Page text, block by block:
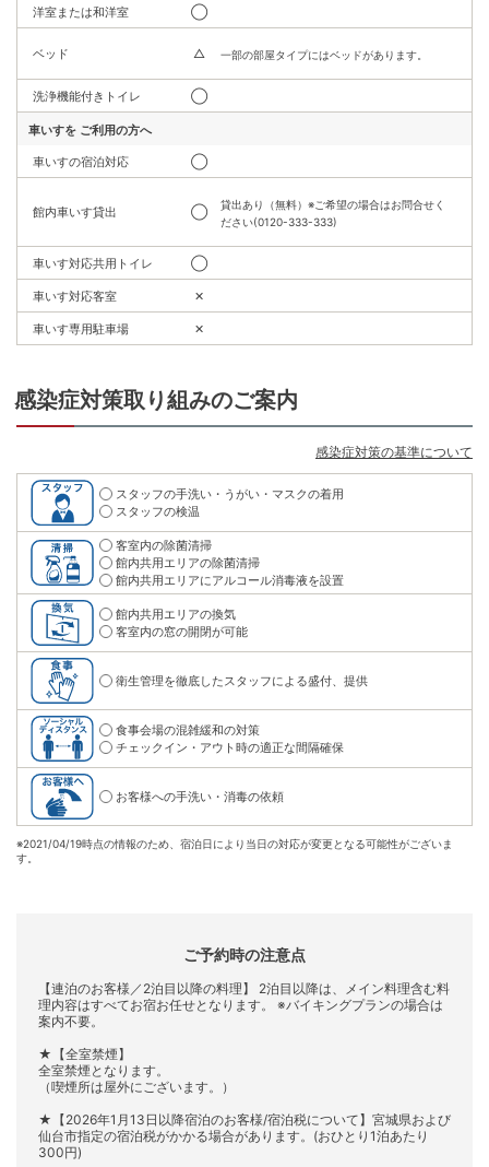
洋室または和洋室 ◯
ベッド △ 一部の部屋タイプにはベッドがあります。
洗浄機能付きトイレ ◯
車いすを ご利用の方へ
車いすの宿泊対応 ◯
館内車いす貸出 ◯
貸出あり（無料）※ご希望の場合はお問合せく
ださい(0120-333-333)
車いす対応共用トイレ ◯
車いす対応客室 ✕
車いす専用駐車場 ✕
感染症対策取り組みのご案内
感染症対策の基準について
スタッフの手洗い・うがい・マスクの着用
スタッフの検温
客室内の除菌清掃
館内共用エリアの除菌清掃
館内共用エリアにアルコール消毒液を設置
館内共用エリアの換気
客室内の窓の開閉が可能
衛生管理を徹底したスタッフによる盛付、提供
食事会場の混雑緩和の対策
チェックイン・アウト時の適正な間隔確保
お客様への手洗い・消毒の依頼
※2021/04/19時点の情報のため、宿泊日により当日の対応が変更となる可能性がございま
す。
ご予約時の注意点
【連泊のお客様／2泊目以降の料理】 2泊目以降は、メイン料理含む料
理内容はすべてお宿お任せとなります。 ※バイキングプランの場合は
案内不要。
★【全室禁煙】
全室禁煙となります。
（喫煙所は屋外にございます。）
★【2026年1月13日以降宿泊のお客様/宿泊税について】宮城県および
仙台市指定の宿泊税がかかる場合があります。(おひとり1泊あたり
300円)